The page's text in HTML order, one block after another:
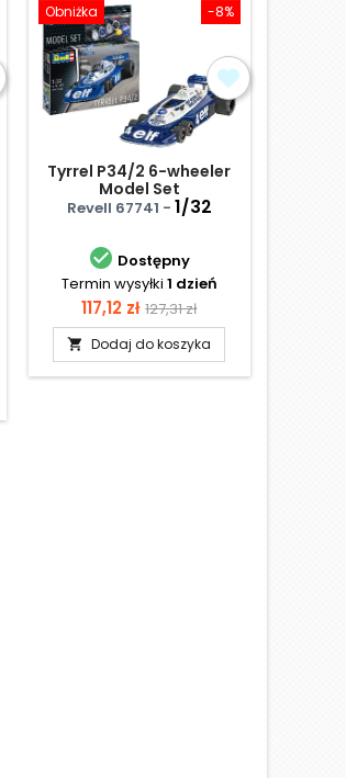
-8%
Obniżka
Tyrrel P34/2 6-wheeler
Model Set
Revell 67741 - 1/32
 Dostępny
Termin wysyłki 1 dzień
Cena
117,12 zł Cena
podstawowa
127,31 zł
 Dodaj do koszyka